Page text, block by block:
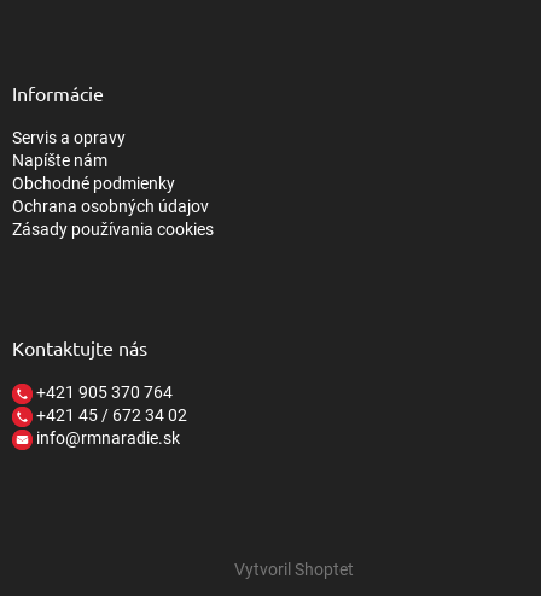
Informácie
Servis a opravy
Napíšte nám
Obchodné podmienky
Ochrana osobných údajov
Zásady používania cookies
Kontaktujte nás
+421 905 370 764
+421 45 / 672 34 02
info@rmnaradie.sk
Vytvoril Shoptet